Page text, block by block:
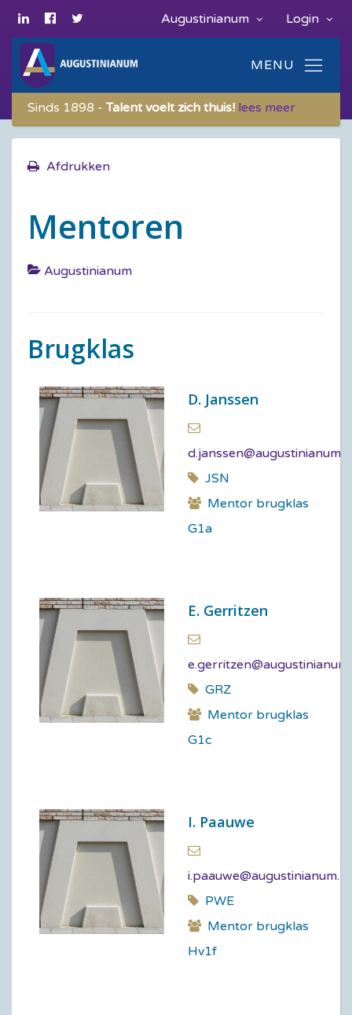
Login
Augustinianum
Sinds 1898 -Talent voelt zich thuis! lees meer
Afdrukken
Mentoren
Augustinianum
Brugklas
D. Janssen
JSN
Mentor brugklas
G1a
E. Gerritzen
GRZ
Mentor brugklas
G1c
I. Paauwe
i.paauwe@augustinianum.nl
PWE
Mentor brugklas
Hv1f